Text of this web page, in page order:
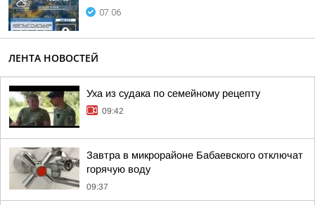
07:06
ЛЕНТА НОВОСТЕЙ
Уха из судака по семейному рецепту
09:42
Завтра в микрорайоне Бабаевского отключат
горячую воду
09:37